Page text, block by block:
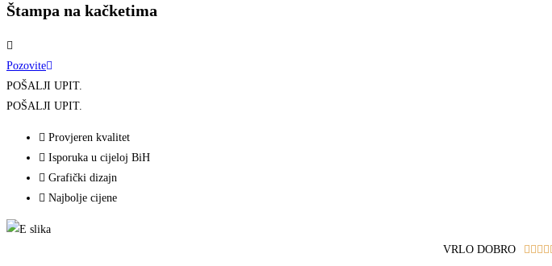
Štampa na kačketima
Pozovite
POŠALJI UPIT.
POŠALJI UPIT.
Provjeren kvalitet
Isporuka u cijeloj BiH
Grafički dizajn
Najbolje cijene
VRLO DOBRO    